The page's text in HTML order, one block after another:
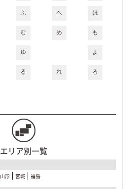
ふ へ ほ
む め も
ゆ よ
る れ ろ
エリア別一覧
山形 宮城 福島